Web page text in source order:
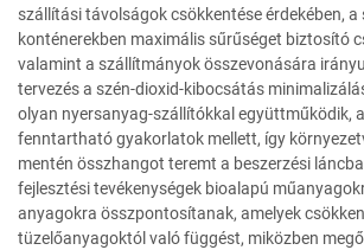
szállítási távolságok csökkentése érdekében, a
konténerekben maximális sűrűséget biztosító
valamint a szállítmányok összevonására
tervezés a szén-dioxid-kibocsátás
olyan nyersanyag-szállítókkal együttműködik,
fenntartható gyakorlatok mellett, így
mentén összhangot teremt a beszerzési
fejlesztési tevékenységek bioalapú
anyagokra összpontosítanak, amelyek
tüzelőanyagoktól való függést, miközben